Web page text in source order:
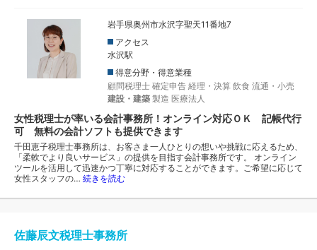
岩手県奥州市水沢字聖天11番地7
アクセス
水沢駅
得意分野・得意業種
顧問税理士 確定申告 経理・決算 飲食 流通・小売
建設・建築 製造 医療法人
女性税理士が率いる会計事務所！オンライン対応ＯＫ 記帳代行
可 無料の会計ソフトも提供できます
千田恵子税理士事務所は、お客さま一人ひとりの想いや挑戦に応えるため、
「柔軟でより良いサービス」の提供を目指す会計事務所です。 オンライン
ツールを活用して迅速かつ丁寧に対応することができます。ご希望に応じて
女性スタッフの… 続きを読む
佐藤辰文税理士事務所